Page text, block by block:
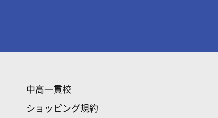
中高一貫校
ショッピング規約